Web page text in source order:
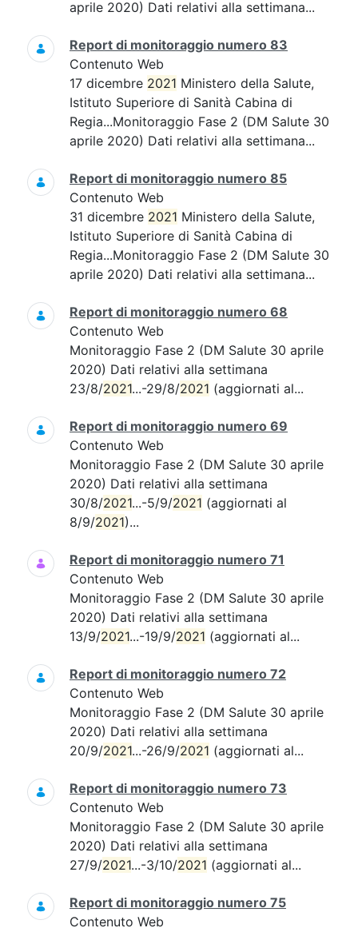
aprile 2020) Dati relativi alla settimana...
Report di monitoraggio numero 83
Contenuto Web
17 dicembre 2021 Ministero della Salute,
Istituto Superiore di Sanità Cabina di
Regia...Monitoraggio Fase 2 (DM Salute 30
aprile 2020) Dati relativi alla settimana...
Report di monitoraggio numero 85
Contenuto Web
31 dicembre 2021 Ministero della Salute,
Istituto Superiore di Sanità Cabina di
Regia...Monitoraggio Fase 2 (DM Salute 30
aprile 2020) Dati relativi alla settimana...
Report di monitoraggio numero 68
Contenuto Web
Monitoraggio Fase 2 (DM Salute 30 aprile
2020) Dati relativi alla settimana
23/8/2021...-29/8/2021 (aggiornati al...
Report di monitoraggio numero 69
Contenuto Web
Monitoraggio Fase 2 (DM Salute 30 aprile
2020) Dati relativi alla settimana
30/8/2021...-5/9/2021 (aggiornati al
8/9/2021)...
Report di monitoraggio numero 71
Contenuto Web
Monitoraggio Fase 2 (DM Salute 30 aprile
2020) Dati relativi alla settimana
13/9/2021...-19/9/2021 (aggiornati al...
Report di monitoraggio numero 72
Contenuto Web
Monitoraggio Fase 2 (DM Salute 30 aprile
2020) Dati relativi alla settimana
20/9/2021...-26/9/2021 (aggiornati al...
Report di monitoraggio numero 73
Contenuto Web
Monitoraggio Fase 2 (DM Salute 30 aprile
2020) Dati relativi alla settimana
27/9/2021...-3/10/2021 (aggiornati al...
Report di monitoraggio numero 75
Contenuto Web